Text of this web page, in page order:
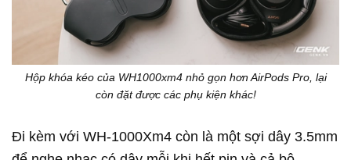
Hộp khóa kéo của WH1000xm4 nhỏ gọn hơn AirPods Pro, lại
còn đặt được các phụ kiện khác!
Đi kèm với WH-1000Xm4 còn là một sợi dây 3.5mm